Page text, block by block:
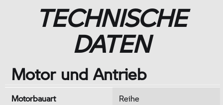
TECHNISCHE
DATEN
Motor und Antrieb
Motorbauart Reihe